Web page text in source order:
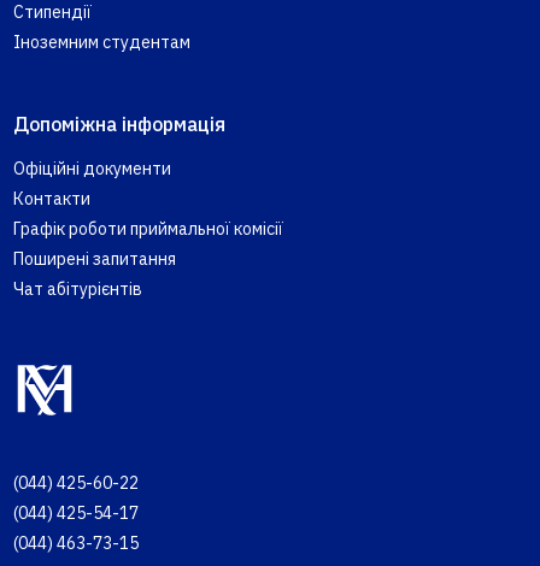
(044) 425-60-22
(044) 425-54-17
(044) 463-73-15
Стипендії
Іноземним студентам
Допоміжна інформація
Офіційні документи
Контакти
Графік роботи приймальної комісії
Поширені запитання
Чат абітурієнтів